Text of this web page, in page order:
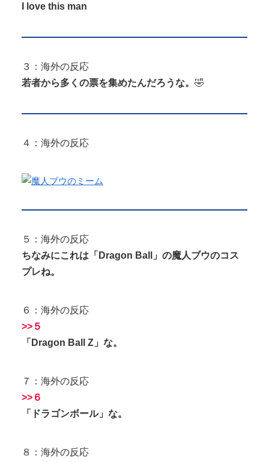
I love this man
３：海外の反応
若者から多くの票を集めたんだろうな。 🤣
４：海外の反応
５：海外の反応
ちなみにこれは「Dragon Ball」の魔人ブウのコス
プレね。
６：海外の反応
>>５
「Dragon Ball Z」な。
７：海外の反応
>>６
「ドラゴンボール」な。
８：海外の反応